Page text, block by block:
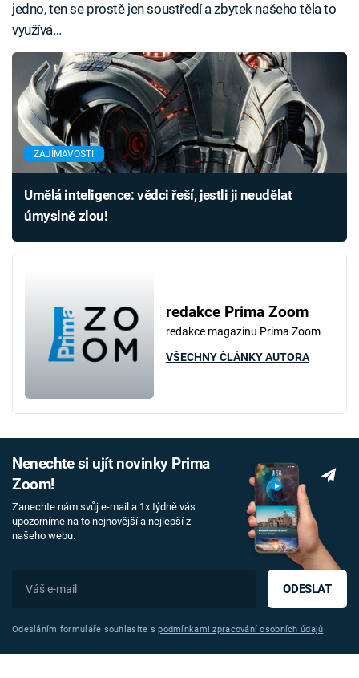
jedno, ten se prostě jen soustředí a zbytek našeho těla to
využívá…
ZAJÍMAVOSTI
Umělá inteligence: vědci řeší, jestli ji neudělat
úmyslně zlou!
redakce Prima Zoom
redakce magazínu Prima Zoom
VŠECHNY ČLÁNKY AUTORA
Nenechte si ujít novinky Prima
Zoom!
Zanechte nám svůj e-mail a 1x týdně vás
upozorníme na to nejnovější a nejlepší z
našeho webu.
ODESLAT
Odesláním formuláře souhlasíte spodmínkami zpracování osobních údajů